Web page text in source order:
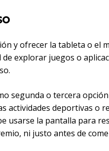
y ofrecer la tableta o el
explorar juegos o
segunda o tercera
actividades deportivas o
usarse la pantalla para
ni justo antes de